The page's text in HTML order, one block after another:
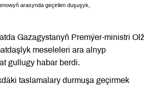
arasynda geçirilen duşuşyk,
Gazagystanyň Premýer-ministri
meseleleri ara alnyp
gullugy habar berdi.
taslamalary durmuşa geçirmek